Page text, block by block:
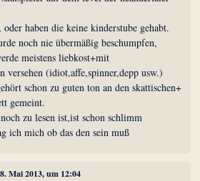
oder haben die keine kinderstube gehabt.
noch nie übermäßig beschumpfen,
meistens liebkost+mit
versehen (idiot,affe,spinner,depp usw.)
schon zu guten ton an den skattischen+
gemeint.
zu lesen ist,ist schon schlimm
ich mich ob das den sein muß
Mai 2013, um 12:04